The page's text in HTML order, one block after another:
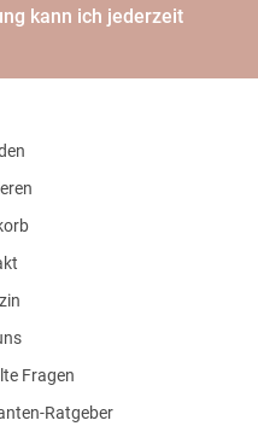
kann ich jederzeit
Fragen
Ratgeber